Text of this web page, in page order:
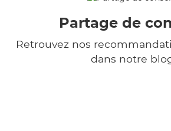
Partage de
Retrouvez nos
dans notre